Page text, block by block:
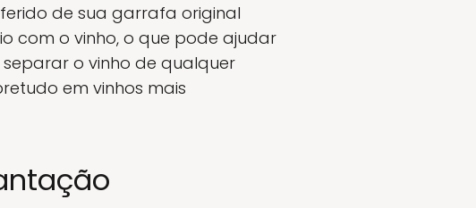
de sua garrafa original
com o vinho, o que pode ajudar
o vinho de qualquer
em vinhos mais